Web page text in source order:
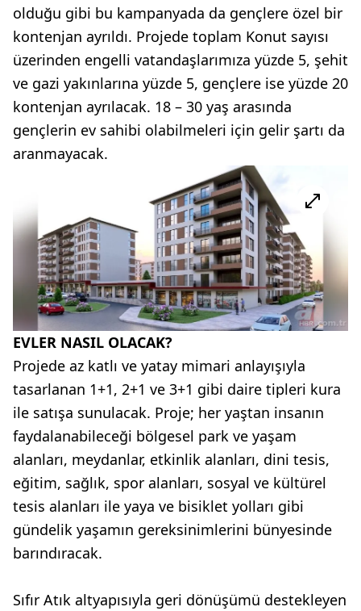
olduğu gibi bu kampanyada da gençlere özel bir
kontenjan ayrıldı. Projede toplam Konut sayısı
üzerinden engelli vatandaşlarımıza yüzde 5, şehit
ve gazi yakınlarına yüzde 5, gençlere ise yüzde 20
kontenjan ayrılacak. 18 – 30 yaş arasında
gençlerin ev sahibi olabilmeleri için gelir şartı da
aranmayacak.
EVLER NASIL OLACAK?
Projede az katlı ve yatay mimari anlayışıyla
tasarlanan 1+1, 2+1 ve 3+1 gibi daire tipleri kura
ile satışa sunulacak. Proje; her yaştan insanın
faydalanabileceği bölgesel park ve yaşam
alanları, meydanlar, etkinlik alanları, dini tesis,
eğitim, sağlık, spor alanları, sosyal ve kültürel
tesis alanları ile yaya ve bisiklet yolları gibi
gündelik yaşamın gereksinimlerini bünyesinde
barındıracak.
Sıfır Atık altyapısıyla geri dönüşümü destekleyen